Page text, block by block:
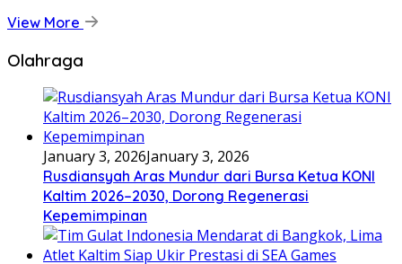
View More
Olahraga
January 3, 2026January 3, 2026
Rusdiansyah Aras Mundur dari Bursa Ketua KONI
Kaltim 2026–2030, Dorong Regenerasi
Kepemimpinan